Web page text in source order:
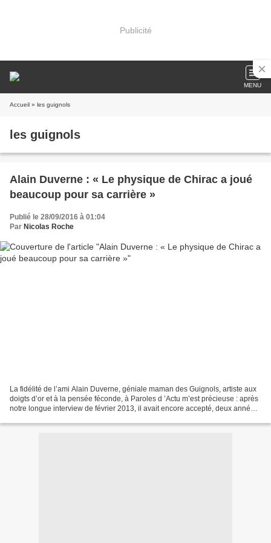
Publicité
MENU
Accueil » les guignols
les guignols
Alain Duverne : « Le physique de Chirac a joué
beaucoup pour sa carrière »
Publié le 28/09/2016 à 01:04
Par Nicolas Roche
La fidélité de l’ami Alain Duverne, géniale maman des Guignols, artiste aux
doigts d’or et à la pensée féconde, à Paroles d ’Actu m’est précieuse : après
notre longue interview de février 2013, il avait encore accepté, deux années